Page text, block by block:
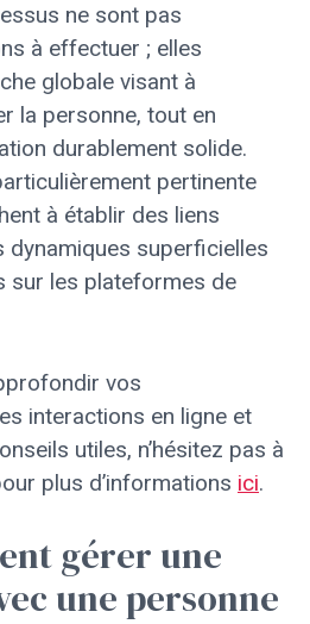
ne sont pas
à effectuer ; elles
globale visant à
la personne, tout en
durablement solide.
pertinente
à établir des liens
superficielles
sur les plateformes de
vos
interactions en ligne et
utiles, n’hésitez pas à
plus d’informations ici.
gérer une
une personne